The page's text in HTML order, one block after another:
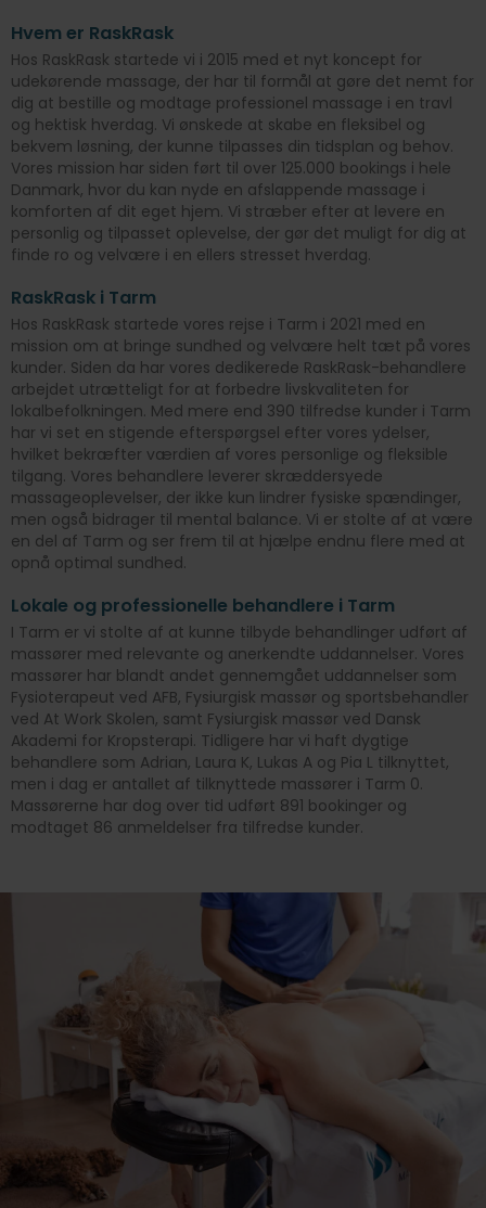
Hvem er RaskRask
Hos RaskRask startede vi i 2015 med et nyt koncept for
udekørende massage, der har til formål at gøre det nemt for
dig at bestille og modtage professionel massage i en travl
og hektisk hverdag. Vi ønskede at skabe en fleksibel og
bekvem løsning, der kunne tilpasses din tidsplan og behov.
Vores mission har siden ført til over 125.000 bookings i hele
Danmark, hvor du kan nyde en afslappende massage i
komforten af dit eget hjem. Vi stræber efter at levere en
personlig og tilpasset oplevelse, der gør det muligt for dig at
finde ro og velvære i en ellers stresset hverdag.
RaskRask i Tarm
Hos RaskRask startede vores rejse i Tarm i 2021 med en
mission om at bringe sundhed og velvære helt tæt på vores
kunder. Siden da har vores dedikerede RaskRask-behandlere
arbejdet utrætteligt for at forbedre livskvaliteten for
lokalbefolkningen. Med mere end 390 tilfredse kunder i Tarm
har vi set en stigende efterspørgsel efter vores ydelser,
hvilket bekræfter værdien af vores personlige og fleksible
tilgang. Vores behandlere leverer skræddersyede
massageoplevelser, der ikke kun lindrer fysiske spændinger,
men også bidrager til mental balance. Vi er stolte af at være
en del af Tarm og ser frem til at hjælpe endnu flere med at
opnå optimal sundhed.
Lokale og professionelle behandlere i Tarm
I Tarm er vi stolte af at kunne tilbyde behandlinger udført af
massører med relevante og anerkendte uddannelser. Vores
massører har blandt andet gennemgået uddannelser som
Fysioterapeut ved AFB, Fysiurgisk massør og sportsbehandler
ved At Work Skolen, samt Fysiurgisk massør ved Dansk
Akademi for Kropsterapi. Tidligere har vi haft dygtige
behandlere som Adrian, Laura K, Lukas A og Pia L tilknyttet,
men i dag er antallet af tilknyttede massører i Tarm 0.
Massørerne har dog over tid udført 891 bookinger og
modtaget 86 anmeldelser fra tilfredse kunder.